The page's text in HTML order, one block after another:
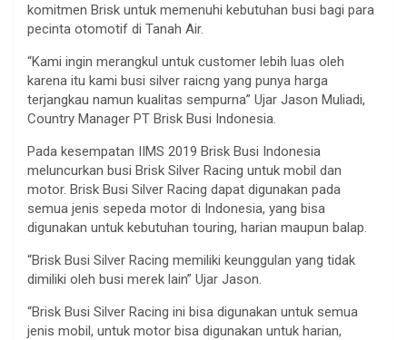
komitmen Brisk untuk memenuhi kebutuhan busi bagi para
pecinta otomotif di Tanah Air.
“Kami ingin merangkul untuk customer lebih luas oleh
karena itu kami busi silver raicng yang punya harga
terjangkau namun kualitas sempurna” Ujar Jason Muliadi,
Country Manager PT Brisk Busi Indonesia.
Pada kesempatan IIMS 2019 Brisk Busi Indonesia
meluncurkan busi Brisk Silver Racing untuk mobil dan
motor. Brisk Busi Silver Racing dapat digunakan pada
semua jenis sepeda motor di Indonesia, yang bisa
digunakan untuk kebutuhan touring, harian maupun balap.
“Brisk Busi Silver Racing memiliki keunggulan yang tidak
dimiliki oleh busi merek lain” Ujar Jason.
“Brisk Busi Silver Racing ini bisa digunakan untuk semua
jenis mobil, untuk motor bisa digunakan untuk harian,